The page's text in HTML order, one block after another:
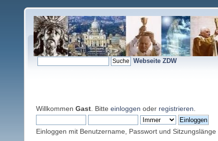
Webseite ZDW
Willkommen Gast . Bitte einloggen oder registrieren
Einloggen mit Benutzername, Passwort und Sitzungslänge